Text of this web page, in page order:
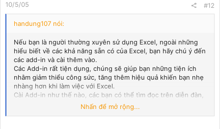
10/5/05 #12
handung107 nói:
Nếu bạn là người thường xuyên sử dụng Excel, ngoài những
hiểu biết về các khả năng sẵn có của Excel, bạn hãy chú ý đến
các add-in và cài thêm vào.
Các Add-in rất tiện dụng, chúng sẽ giúp bạn những tiện ích
nhằm giảm thiểu công sức, tăng thêm hiệu quả khiến bạn nhẹ
nhàng hơn khi làm việc với Excel.
Cài Add-in như thế nào, các bạn có thể tìm đọc trên diễn đàn,
nếu bạn ít vào EFC, bạn có thể tìm hiểu mọi vấn đề qua Topic :
"Hướng dẫn Tổng hợp về Excel" (Phần 3 - Bài 2 : Add-in và
Nhấn để mở rộng...